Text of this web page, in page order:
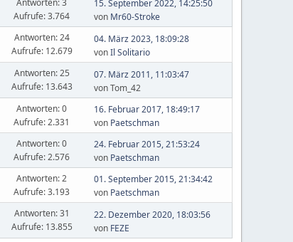
Aufrufe: 3.764
15. September 2022, 14:25:50
von Mr60-Stroke
Antworten: 24
Aufrufe: 12.679
04. März 2023, 18:09:28
vonIl Solitario
Antworten: 25
Aufrufe: 13.643
07. März 2011, 11:03:47
von Tom_42
Antworten: 0
Aufrufe: 2.331
16. Februar 2017, 18:49:17
von Paetschman
Antworten: 0
Aufrufe: 2.576
24. Februar 2015, 21:53:24
von Paetschman
Antworten: 2
Aufrufe: 3.193
01. September 2015, 21:34:42
von Paetschman
Antworten: 31
Aufrufe: 13.855
22. Dezember 2020, 18:03:56
von FEZE